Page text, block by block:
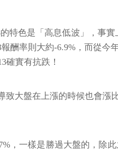
特色是「高息低波」，事
酬率則大約-6.9%，而從今
確實有抗跌！
大盤在上漲的時候也會漲
，一樣是勝過大盤的，除